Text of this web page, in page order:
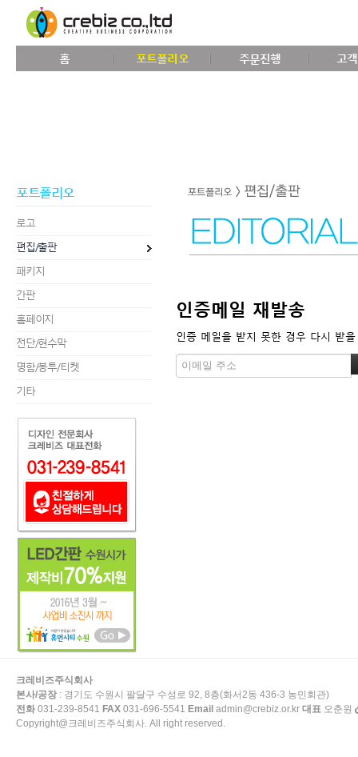
홈 포트폴리오 주문진행 고
포트폴리오
로고
편집/출판
패키지
간판
홈페이지
전단/현수막
명함/봉투/티켓
기타
인증메일 재발송
인증 메일을 받지 못한 경우 다시 받
크레비즈주식회사
본사/공장 : 경기도 수원시 팔달구 수성로 92, 8층(화서2동 436-3 농민회관)
전화 031-239-8541 FAX 031-696-5541 Email admin@crebiz.or.kr 대표 오춘원
Copyright@크레비즈주식회사. All right reserved.